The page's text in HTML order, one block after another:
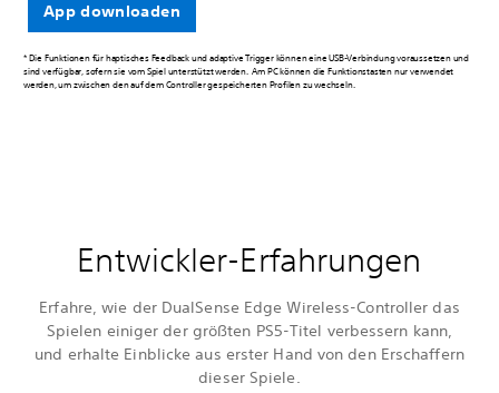
App downloaden
* Die Funktionen für haptisches Feedback und adaptive Trigger können eine USB-Verbindung voraussetzen und
sind verfügbar, sofern sie vom Spiel unterstützt werden. Am PC können die Funktionstasten nur verwendet
werden, um zwischen den auf dem Controller gespeicherten Profilen zu wechseln.
Entwickler-Erfahrungen
Erfahre, wie der DualSense Edge Wireless-Controller das
Spielen einiger der größten PS5-Titel verbessern kann,
und erhalte Einblicke aus erster Hand von den Erschaffern
dieser Spiele.